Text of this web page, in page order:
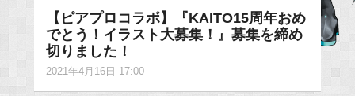
【ピアプロコラボ】『KAITO15周年おめ
でとう！イラスト大募集！』募集を締め
切りました！
2021年4月16日 17:00